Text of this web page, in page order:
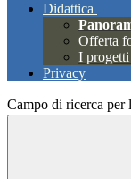
Didattica
Offerta
I progetti
Privacy
Campo di ricerca per